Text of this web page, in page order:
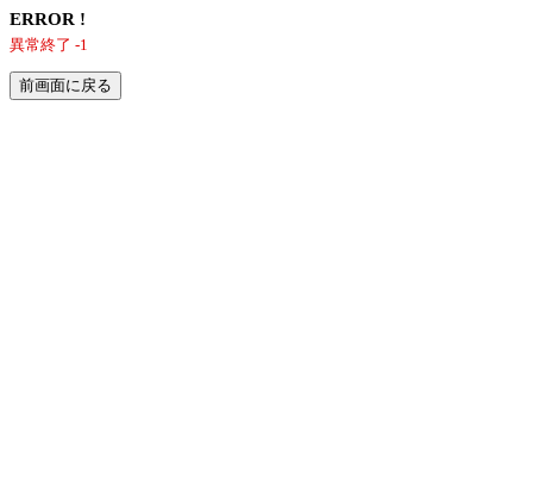
ERROR !
異常終了 -1